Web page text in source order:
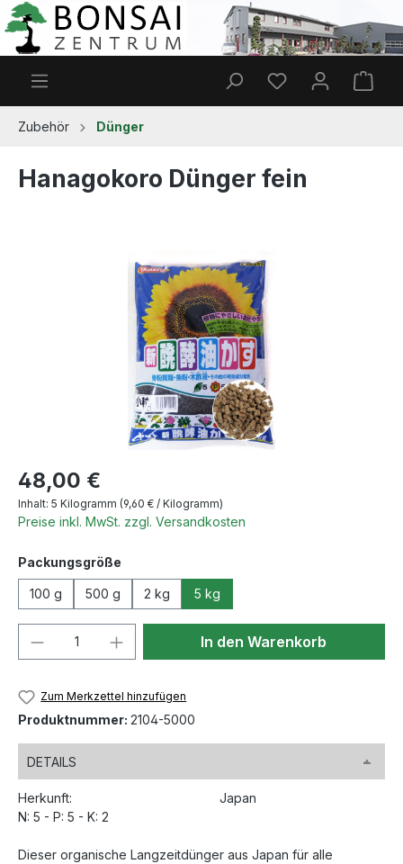
Zum Hauptinhalt springen
Du hast 0
Zubehör Dünger
Hanagokoro Dünger fein
Regulärer Preis:
48,00 €
Inhalt: 5 Kilogramm (9,60 € / Kilogramm)
Preise inkl. MwSt. zzgl. Versandkosten
Packungsgröße
100 g 500 g 2 kg 5 kg
Produkt Anzahl: Gib denIn den Warenkorb
Zum Merkzettel hinzufügen
Produktnummer: 2104-5000
DETAILS
Herkunft:
Japan
N: 5 - P: 5 - K: 2
Dieser organische Langzeitdünger aus Japan für alle